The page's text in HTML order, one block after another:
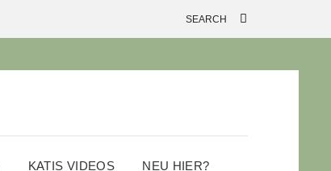
KATIS VIDEOS NEU HIER?